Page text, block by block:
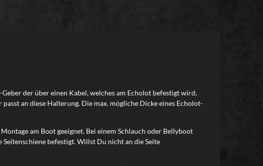
der über einen Kabel, welches am Echolot befestigt wird,
an diese Halterung. Die max. mögliche Dicke eines Echolot-
am Boot geeignet. Bei einem Schlauch oder Bellyboot
befestigt. Willst Du nicht an die Seite